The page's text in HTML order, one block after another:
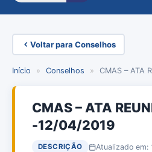
Voltar para Conselhos
Início » Conselhos » CMAS – ATA
CMAS – ATA
-12/04/2019
DESCRIÇÃO Atualizado em: